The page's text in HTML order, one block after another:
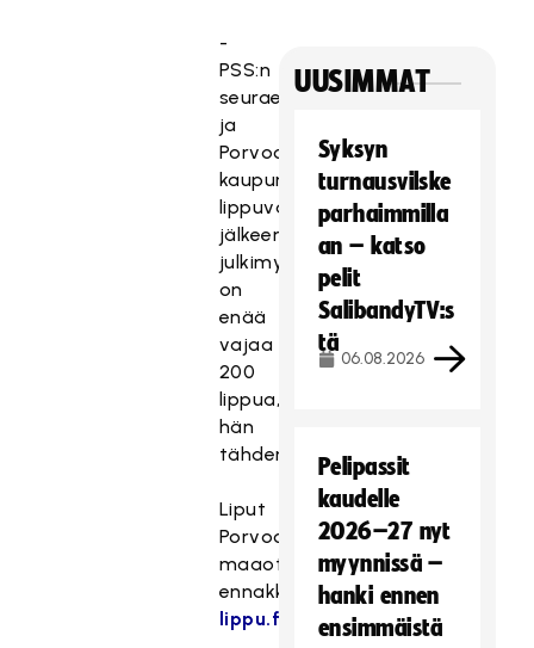
-
PSS:n
seuraennakkomyynnin
ja
Porvoon
kaupungin
lippuvarausten
jälkeen
julkimyynnissä
on
enää
vajaa
200
lippua,
hän
tähdentää.
Liput
Porvoon
maaotteluihin
ennakkoon:
lippu.fi/salibandy
UUSIMMAT
Syksyn
turnausvilske
parhaimmilla
an – katso
pelit
SalibandyTV:s
tä
06.08.2026
Pelipassit
kaudelle
2026–27 nyt
myynnissä –
hanki ennen
ensimmäistä